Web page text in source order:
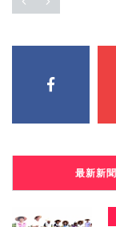
最新新聞